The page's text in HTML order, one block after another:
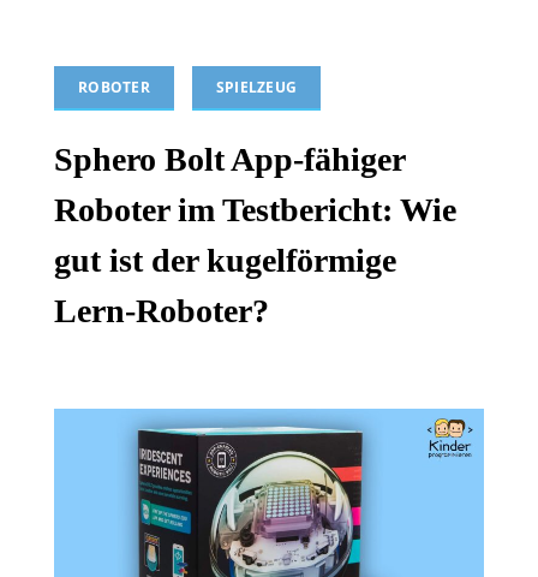
ROBOTER SPIELZEUG
Sphero Bolt App-fähiger
Roboter im Testbericht: Wie
gut ist der kugelförmige
Lern-Roboter?